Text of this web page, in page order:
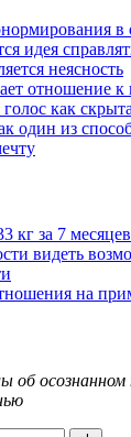
в
идея
неясность
отношение к
как
один из
кг за 7 месяцев
видеть
на
осознанном